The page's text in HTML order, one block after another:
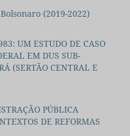
(2019-2022)
UM ESTUDO DE CASO
EM DUS SUB-
(SERTÃO CENTRAL E
PÚBLICA
DE REFORMAS